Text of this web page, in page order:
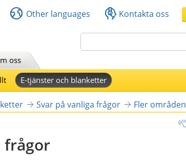
Other languages Kontakta oss
oss
E-tjänster och blanketter
Svar på vanliga frågor Fler områden
frågor